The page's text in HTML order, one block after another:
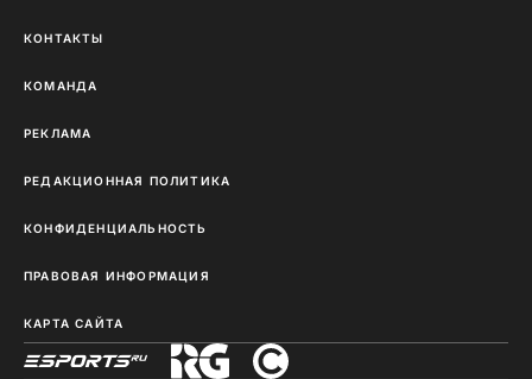
КОНТАКТЫ
КОМАНДА
РЕКЛАМА
РЕДАКЦИОННАЯ ПОЛИТИКА
КОНФИДЕНЦИАЛЬНОСТЬ
ПРАВОВАЯ ИНФОРМАЦИЯ
КАРТА САЙТА